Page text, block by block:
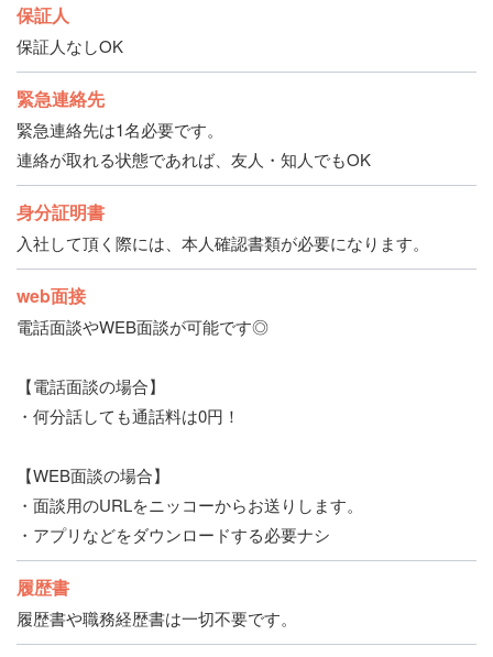
保証人
保証人なしOK
緊急連絡先
緊急連絡先は1名必要です。
連絡が取れる状態であれば、友人・知人でもOK
身分証明書
入社して頂く際には、本人確認書類が必要になります。
web面接
電話面談やWEB面談が可能です◎
【電話面談の場合】
・何分話しても通話料は0円！
【WEB面談の場合】
・面談用のURLをニッコーからお送りします。
・アプリなどをダウンロードする必要ナシ
履歴書
履歴書や職務経歴書は一切不要です。